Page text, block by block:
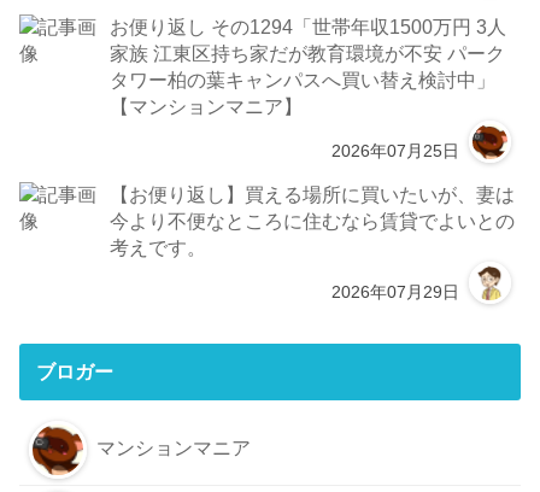
お便り返し その1294「世帯年収1500万円 3人
家族 江東区持ち家だが教育環境が不安 パーク
タワー柏の葉キャンパスへ買い替え検討中」
【マンションマニア】
2026年07月25日
【お便り返し】買える場所に買いたいが、妻は
今より不便なところに住むなら賃貸でよいとの
考えです。
2026年07月29日
ブロガー
マンションマニア